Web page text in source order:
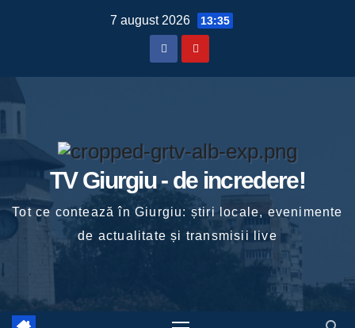
7 august 2026 13:35
TV Giurgiu - de incredere!
Tot ce contează în Giurgiu: știri locale, evenimente
de actualitate și transmisii live